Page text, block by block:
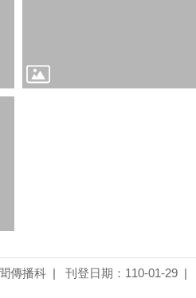
傳播科 刊登日期：110-01-29